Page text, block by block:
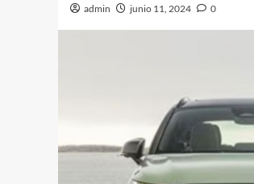
admin junio 11, 2024 0